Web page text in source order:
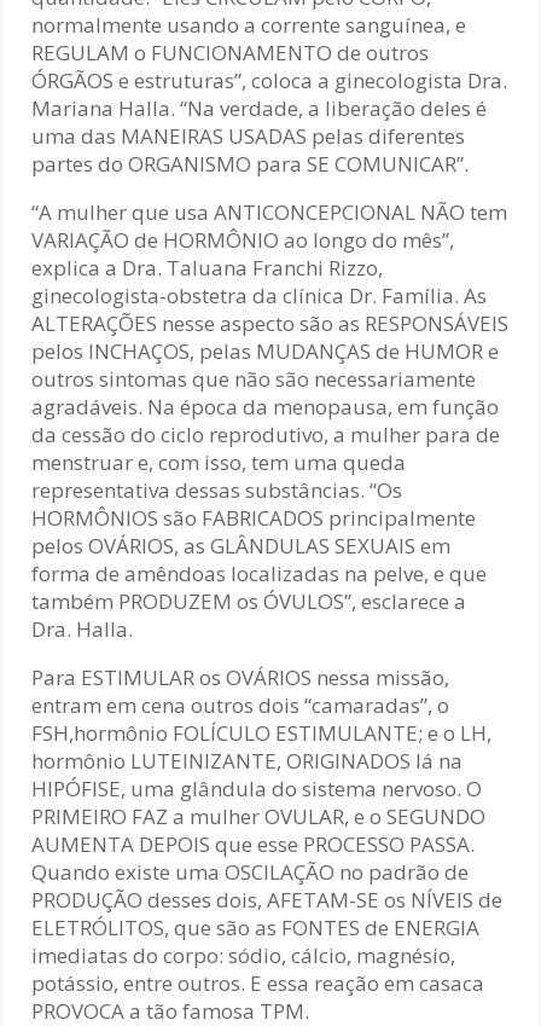
normalmente usando a corrente sanguínea, e
REGULAM o FUNCIONAMENTO de outros
ÓRGÃOS e estruturas”, coloca a ginecologista Dra.
Mariana Halla. “Na verdade, a liberação deles é
uma das MANEIRAS USADAS pelas diferentes
partes do ORGANISMO para SE COMUNICAR”.
“A mulher que usa ANTICONCEPCIONAL NÃO tem
VARIAÇÃO de HORMÔNIO ao longo do mês”,
explica a Dra. Taluana Franchi Rizzo,
ginecologista-obstetra da clínica Dr. Família. As
ALTERAÇÕES nesse aspecto são as RESPONSÁVEIS
pelos INCHAÇOS, pelas MUDANÇAS de HUMOR e
outros sintomas que não são necessariamente
agradáveis. Na época da menopausa, em função
da cessão do ciclo reprodutivo, a mulher para de
menstruar e, com isso, tem uma queda
representativa dessas substâncias. “Os
HORMÔNIOS são FABRICADOS principalmente
pelos OVÁRIOS, as GLÂNDULAS SEXUAIS em
forma de amêndoas localizadas na pelve, e que
também PRODUZEM os ÓVULOS”, esclarece a
Dra. Halla.
Para ESTIMULAR os OVÁRIOS nessa missão,
entram em cena outros dois “camaradas”, o
FSH,hormônio FOLÍCULO ESTIMULANTE; e o LH,
hormônio LUTEINIZANTE, ORIGINADOS lá na
HIPÓFISE, uma glândula do sistema nervoso. O
PRIMEIRO FAZ a mulher OVULAR, e o SEGUNDO
AUMENTA DEPOIS que esse PROCESSO PASSA.
Quando existe uma OSCILAÇÃO no padrão de
PRODUÇÃO desses dois, AFETAM-SE os NÍVEIS de
ELETRÓLITOS, que são as FONTES de ENERGIA
imediatas do corpo: sódio, cálcio, magnésio,
potássio, entre outros. E essa reação em casaca
PROVOCA a tão famosa TPM.